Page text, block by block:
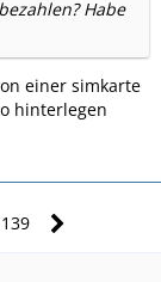
Habe
einer simkarte
hinterlegen
139